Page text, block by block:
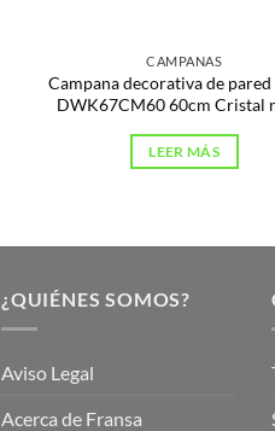
CAMPANAS
Campana decorativa de pared
DWK67CM60 60cm Cristal
LEER MÁS
¿QUIÉNES SOMOS?
Aviso Legal
Acerca de Fransa